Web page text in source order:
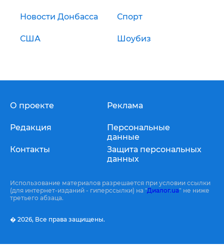
Новости Донбасса Спорт
США Шоубиз
О проекте
Редакция
Контакты
Реклама
Персональные
данные
Защита персональных
данных
Использование материалов разрешается при условии ссылки
(для интернет-изданий - гиперссылки) на "Диалог.ua" не ниже
третьего абзаца.
� 2026, Все права защищены.